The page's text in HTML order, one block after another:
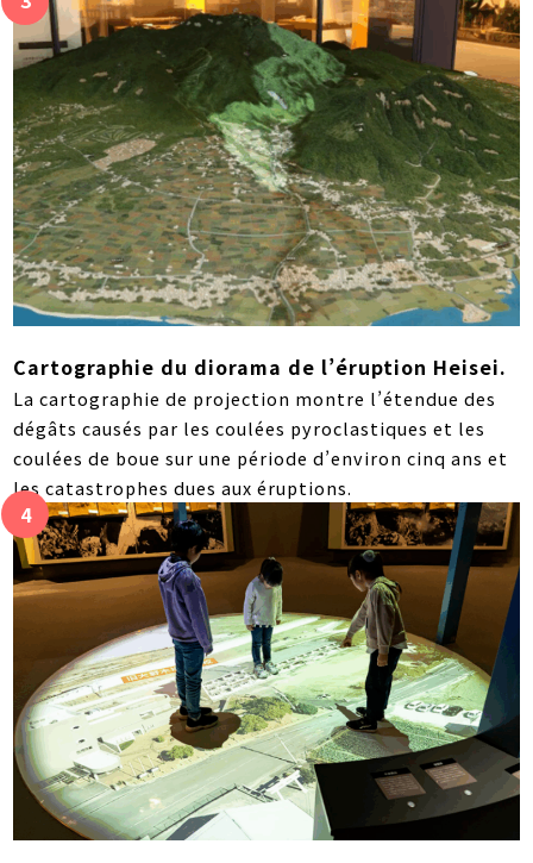
Cartographie du diorama de l’éruption Heisei.
La cartographie de projection montre l’étendue des
dégâts causés par les coulées pyroclastiques et les
coulées de boue sur une période d’environ cinq ans et
les catastrophes dues aux éruptions.